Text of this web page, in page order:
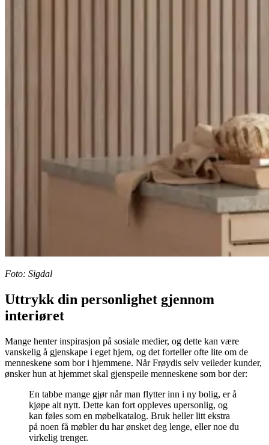
Foto: Sigdal
Uttrykk din personlighet gjennom
interiøret
Mange henter inspirasjon på sosiale medier, og dette kan være
vanskelig å gjenskape i eget hjem, og det forteller ofte lite om de
menneskene som bor i hjemmene. Når Frøydis selv veileder kunder,
ønsker hun at hjemmet skal gjenspeile menneskene som bor der:
En tabbe mange gjør når man flytter inn i ny bolig, er å
kjøpe alt nytt. Dette kan fort oppleves upersonlig, og
kan føles som en møbelkatalog. Bruk heller litt ekstra
på noen få møbler du har ønsket deg lenge, eller noe du
virkelig trenger.